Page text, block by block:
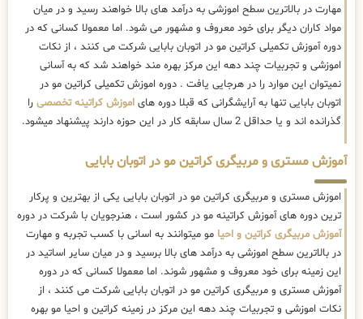
مهارت در بالاترین سطح اموزشی به درآمد های بالا خواهند رسید و در میان
مواد کاران دیگر برای خود معروف و مشهور می شود. اما معمولا کسانی که در
دوره آموزش تکمیلی کراتین مو در اتوبان بابایی شرکت می کنند ، از نکات
اموزشی و تجربیات چند دهه این مرکز بهره مند خواهند شد که به آسانی
نمیتوان این موارد را در هرجایی یافت . دوره اموزش تکمیلی کراتین مو در
اتوبان بابایی تنها به آرایشگرانی که قبلا دوره های اموزش کراتینه تخصصی را
گذرانده اند و یا حداقل 2 سال سابقه کار در این حوزه دارند پیشنهاد میشود.
آموزش مستری و مربیگری کراتین مو در اتوبان بابایی
اموزش مستری و مربیگری کراتین مو در اتوبان بابایی یکی از بهترین و پرکار
ترین دوره های آموزش کراتینه مو در کشور است ، هنرجویان با شرکت در دوره
آموزش مربیگری کراتین و احیا مو میتوانند به اسانی با کسب تجربه و مهارت
در بالاترین سطح اموزشی به درآمد های بالا برسید و در میان سایر اساتید در
این زمینه برای خود معروف و مشهور شوند. اما معمولا کسانی که در دوره
آموزش مستری و مربیگری کراتین مو در اتوبان بابایی شرکت می کنند ، از
نکات اموزشی و تجربیات چند دهه این مرکز در زمینه کراتین و احیا مو بهره